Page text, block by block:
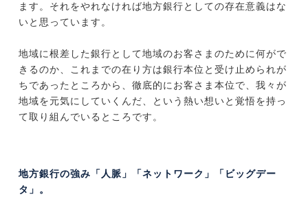
ます。それをやれなければ地方銀行としての存在意義はな
いと思っています。
地域に根差した銀行として地域のお客さまのために何がで
きるのか、これまでの在り方は銀行本位と受け止められが
ちであったところから、徹底的にお客さま本位で、我々が
地域を元気にしていくんだ、という熱い想いと覚悟を持っ
て取り組んでいるところです。
地方銀行の強み「人脈」「ネットワーク」「ビッグデー
タ」。